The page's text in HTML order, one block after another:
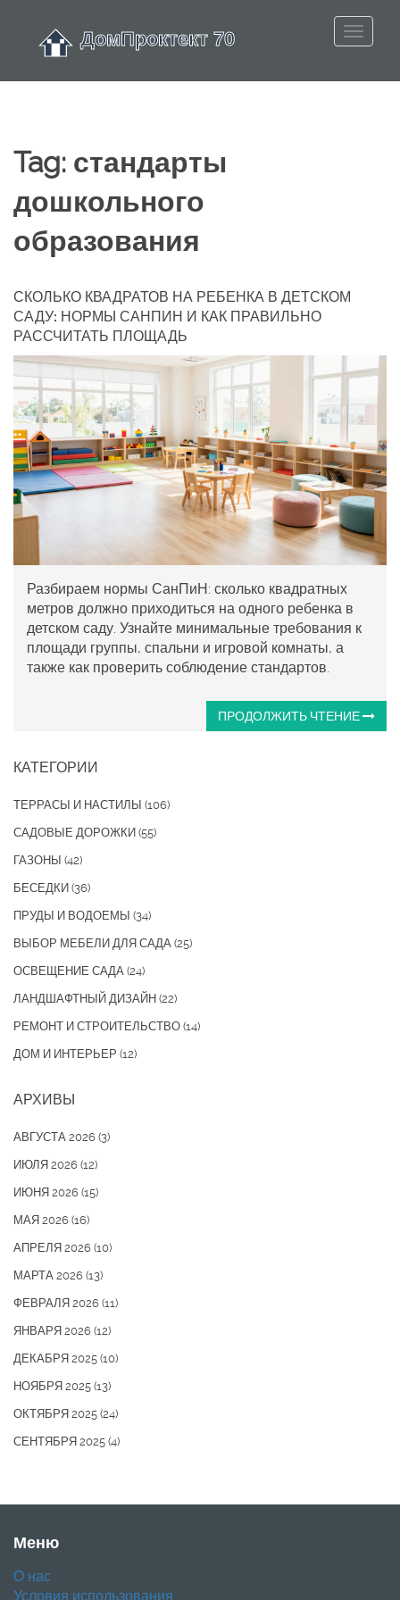
Tag: стандарты
дошкольного
образования
СКОЛЬКО КВАДРАТОВ НА РЕБЕНКА В ДЕТСКОМ
САДУ: НОРМЫ САНПИН И КАК ПРАВИЛЬНО
РАССЧИТАТЬ ПЛОЩАДЬ
Разбираем нормы СанПиН: сколько квадратных
метров должно приходиться на одного ребенка в
детском саду. Узнайте минимальные требования к
площади группы, спальни и игровой комнаты, а
также как проверить соблюдение стандартов.
ПРОДОЛЖИТЬ ЧТЕНИЕ
КАТЕГОРИИ
ТЕРРАСЫ И НАСТИЛЫ (106)
САДОВЫЕ ДОРОЖКИ (55)
ГАЗОНЫ (42)
БЕСЕДКИ (36)
ПРУДЫ И ВОДОЕМЫ (34)
ВЫБОР МЕБЕЛИ ДЛЯ САДА (25)
ОСВЕЩЕНИЕ САДА (24)
ЛАНДШАФТНЫЙ ДИЗАЙН (22)
РЕМОНТ И СТРОИТЕЛЬСТВО (14)
ДОМ И ИНТЕРЬЕР (12)
АРХИВЫ
АВГУСТА 2026 (3)
ИЮЛЯ 2026 (12)
ИЮНЯ 2026 (15)
МАЯ 2026 (16)
АПРЕЛЯ 2026 (10)
МАРТА 2026 (13)
ФЕВРАЛЯ 2026 (11)
ЯНВАРЯ 2026 (12)
ДЕКАБРЯ 2025 (10)
НОЯБРЯ 2025 (13)
ОКТЯБРЯ 2025 (24)
СЕНТЯБРЯ 2025 (4)
Меню
О нас
Условия использования